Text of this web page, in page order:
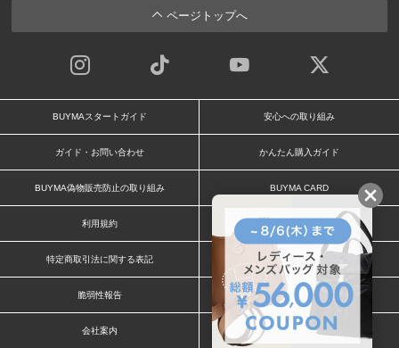
ページトップへ
BUYMAスタートガイド 安心への取り組み
ガイド・お問い合わせ かんたん購入ガイド
BUYMA偽物販売防止の取り組み BUYMA CARD
利用規約 プライバシー
特定商取引法に関する表記 お客様情報の外部送信について
脆弱性報告 お知らせ(PCサイト)
会社案内 スタッフ募集